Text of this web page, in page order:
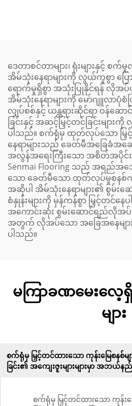
ဒေတာစင်တာများ၊ ရုံးများနှင့် စက်
အိမ်သုံးနေရာများကို လွယ်ကူစွာ ပြေ
ရောက်မှုရှိစွာ အသုံးပြုနိုင်ရန် လိုအပ်ပ
အိမ်သုံးနေရာများကို မော်ဂျူလာပုံစံ
လျှပ်စစ်နှင့် ယန္တရားဆိုင်ရာ ဝန်ဆော
ခြင်းနှင့် အဆင့်မြှင့်တင်ခြင်းမျာ
ပါသည်။ စက်ရုံမှ ထုတ်လုပ်သော မြှ
နေရာများသည် ခေတ်မီအခြေခံ
အလွန်အရေးကြီးသော အစိတ်အပိုင်း
Senmai Flooring သည် အရည်အသွ
သော ခေတ်မီသော ထုတ်လုပ်မှုစနစ်ကို
အဆိုပါ အိမ်သုံးနေရာများ၏ စွမ်း
စံနှုန်းများကို မှန်ကန်စွာ မြှင့်တင်န
အကောင်းဆုံး စွမ်းဆောင်ရည်လိုအပ်
အတွက် လိုအပ်သော အခြေအနေမျာ
ပါသည်။
မကြာခဏမေးလေ့
များ
စက်ရုံမှ မြှင့်တင်ထားသော ကုန်းမြေစနစ်မ
ခြင်း၏ အကျေးဇူးများများမှာ အဘယ်နည်
စက်ရုံမှ မြှင့်တင်ထားသော ကုန်းမ